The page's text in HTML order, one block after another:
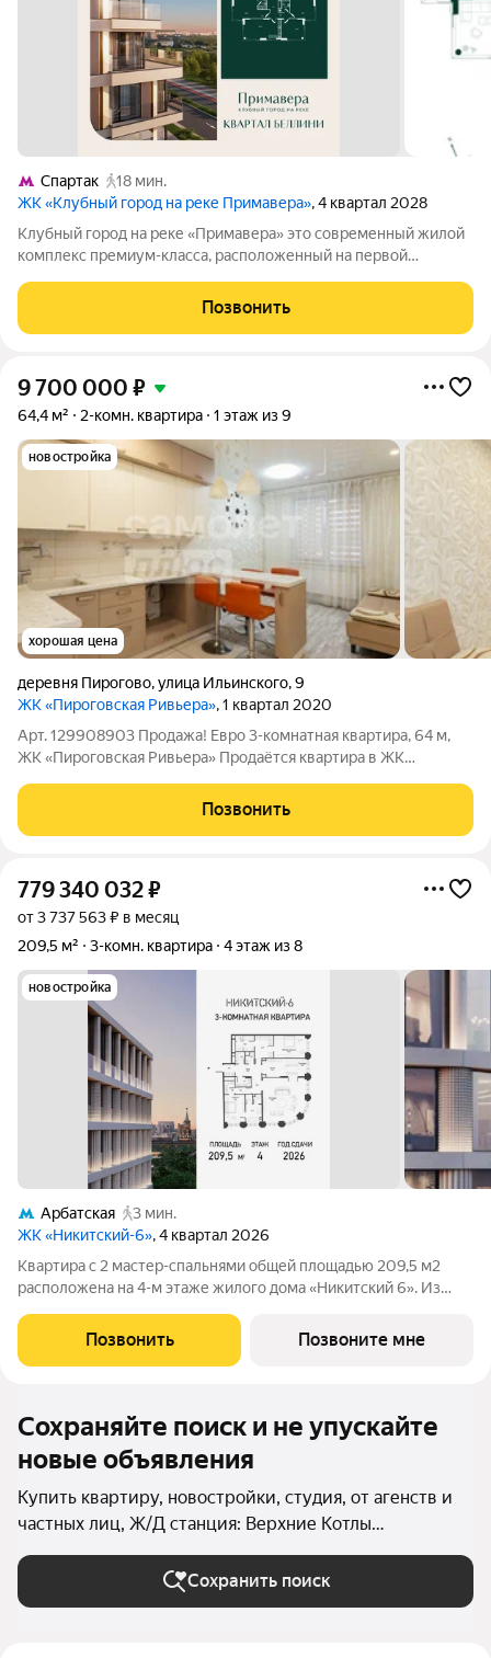
Спартак
18 мин.
ЖК «Клубный город на реке Примавера», 4 квартал 2028
Клубный город на реке «Примавера» это современный жилой
комплекс премиум-класса, расположенный на первой
Покровское-Стрешнево. Под панорамными окнами квартир
находится собственный экопарк с
Позвонить
9 700 000 ₽
64,4 м² 2-комн. квартира 1 этаж из 9
новостройка
хорошая цена
деревня Пирогово,улица Ильинского,9
ЖК «Пироговская Ривьера», 1 квартал 2020
Арт. 129908903 Продажа! Евро 3-комнатная квартира, 64 м,
ЖК «Пироговская Ривьера» Продаётся квартира в ЖК
дома(угловой подъезд) в жилом комплексе«Пироговская
Ривьера». Преимущества: монолитное
Позвонить
779 340 032₽
от 3 737 563 ₽ в месяц
209,5 м²
3-комн. квартира 4 этаж из 8
новостройка
Арбатская
3 мин.
ЖК «Никитский-6», 4 квартал 2026
Квартира с 2 мастер-спальнями общей площадью 209,5 м2
расположена на 4-м этаже жилого дома «Никитский 6». Из
Воздвиженку, Кремль, усадьбу Шаховского, особняк
Морозова. Планировочное решение включает
Позвонить Позвоните мне
Сохраняйте поиск и не упускайте
новые объявления
Купить квартиру, новостройки, студия, от агенств и
частных лиц, Ж/Д станция: Верхние Котлы
(Павелецкое направление) в Москве и МО
Сохранить поиск